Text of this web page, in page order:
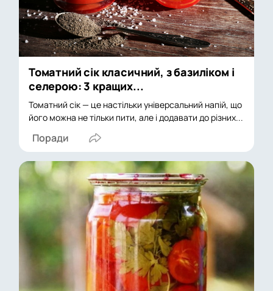
Томатний сік класичний, з базиліком і
селерою: 3 кращих...
Томатний сік — це настільки універсальний напій, що
його можна не тільки пити, але і додавати до різних...
Поради